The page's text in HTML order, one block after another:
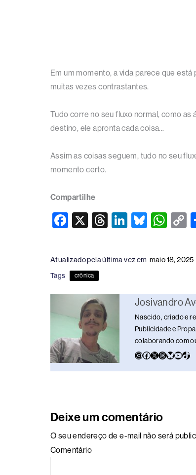
Em um momento, a vida parece que
muitas vezes contrastantes.
Tudo corre no seu fluxo normal, como as
destino, ele apronta cada coisa…
Assim as coisas seguem, tudo no seu
momento certo.
Compartilhe
F
e
b
o
o
X
T
a
s
Li
e
n
Bl
sk
W
s
p
p
y
n
k
Atualizado pela última vez em maio 18, 2025
Tags crônica
Josivandro
Nascido, criado e
Publicidade e
colaborando com
Deixe um comentário
O seu endereço de e-mail não será
Comentário